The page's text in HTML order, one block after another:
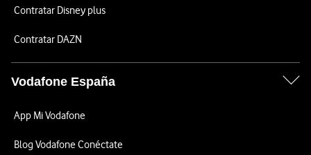
Contratar Disney plus
Contratar DAZN
Vodafone España
App Mi Vodafone
Blog Vodafone Conéctate